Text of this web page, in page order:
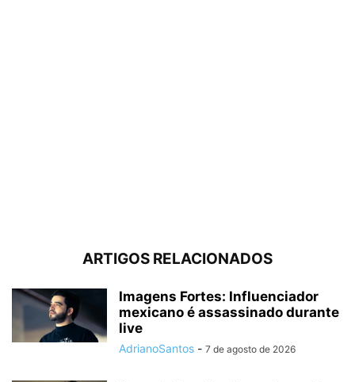
ARTIGOS RELACIONADOS
Imagens Fortes: Influenciador
mexicano é assassinado durante
live
AdrianoSantos - 7 de agosto de 2026